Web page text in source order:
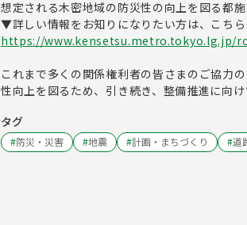
想定される木密地域の防災性の向上を図る都施
▼詳しい情報をお知りになりたい方は、こちら
https://www.kensetsu.metro.tokyo.lg.jp/
これまで多くの関係権利者の皆さまのご協力
性向上を図るため、引き続き、整備推進に向
タグ
#防災・災害 #地震 #計画・まちづくり #道